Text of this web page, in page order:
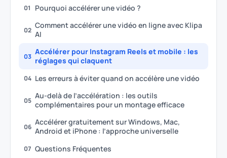
01 Pourquoi accélérer une vidéo ?
02 Comment accélérer une vidéo en ligne avec Klipa
AI
03 Accélérer pour Instagram Reels et mobile : les
réglages qui claquent
04 Les erreurs à éviter quand on accélère une vidéo
05 Au-delà de l’accélération : les outils
complémentaires pour un montage efficace
06 Accélérer gratuitement sur Windows, Mac,
Android et iPhone : l’approche universelle
07 Questions Fréquentes